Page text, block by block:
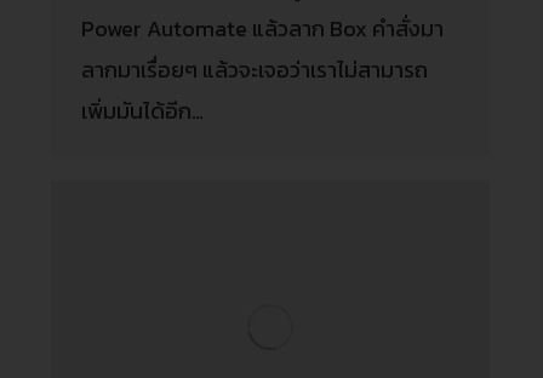
Power Automate แล้วลาก Box คำสั่งมา
ลากมาเรื่อยๆ แล้วจะเจอว่าเราไม่สามารถ
เพิ่มมันได้อีก…